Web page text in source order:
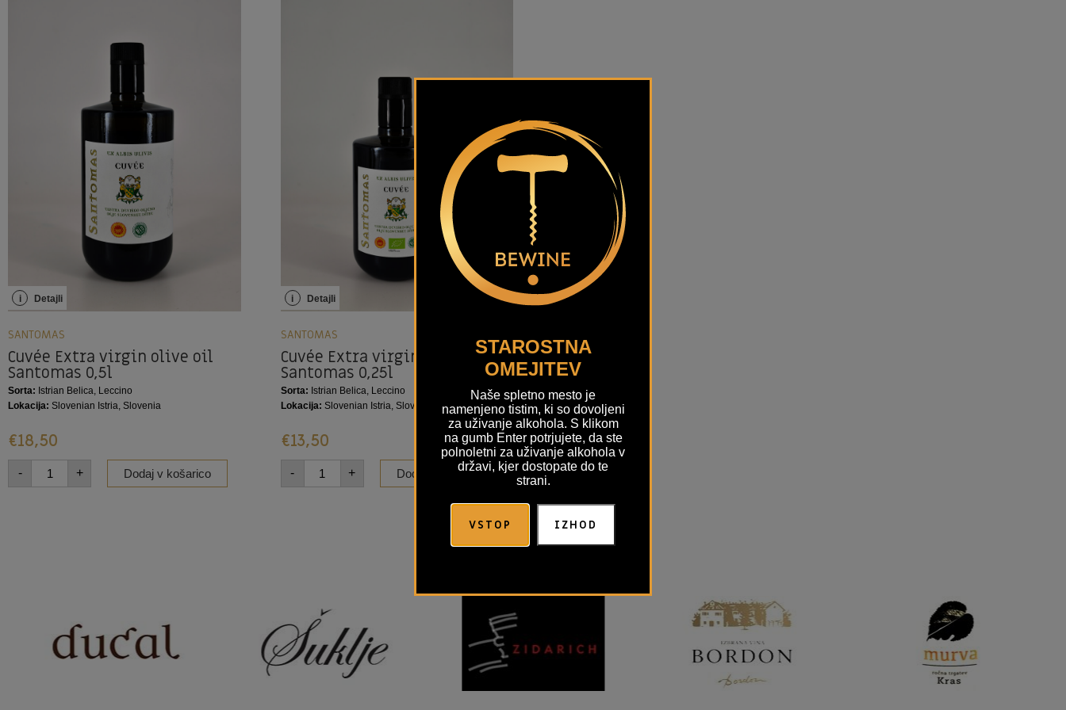
STAROSTNA
OMEJITEV
Naše spletno mesto je
namenjeno tistim, ki so dovoljeni
za uživanje alkohola. S klikom
na gumb Enter potrjujete, da ste
polnoletni za uživanje alkohola v
državi, kjer dostopate do te
strani.
VSTOP IZHOD
SANTOMAS
Cuvée Extra virgin olive oil
Santomas 0,5l
Sorta: Istrian Belica, Leccino
Lokacija: Slovenian Istria, Slovenia
i Detajli
€18,50
- + Dodaj v košarico
SANTOMAS
Cuvée Extra virgin olive oil
Santomas 0,25l
Sorta: Istrian Belica, Leccino
Lokacija: Slovenian Istria, Slovenia
i Detajli
€13,50
- + Dodaj v košarico